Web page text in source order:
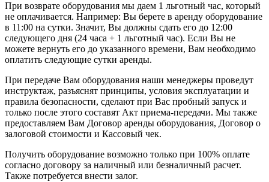
При возврате оборудования мы даем 1 льготный час, который
не оплачивается. Например: Вы берете в аренду оборудование
в 11:00 на сутки. Значит, Вы должны сдать его до 12:00
следующего дня (24 часа + 1 льготный час). Если Вы не
можете вернуть его до указанного времени, Вам необходимо
оплатить следующие сутки аренды.
При передаче Вам оборудования наши менеджеры проведут
инструктаж, разъяснят принципы, условия эксплуатации и
правила безопасности, сделают при Вас пробный запуск и
только после этого составят Акт приема-передачи. Мы также
предоставляем Вам Договор аренды оборудования, Договор о
залоговой стоимости и Кассовый чек.
Получить оборудование возможно только при 100% оплате
согласно договору за наличный или безналичный расчет.
Также потребуется внести залог.